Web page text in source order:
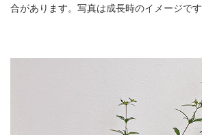
合があります。写真は成長時のイメージです